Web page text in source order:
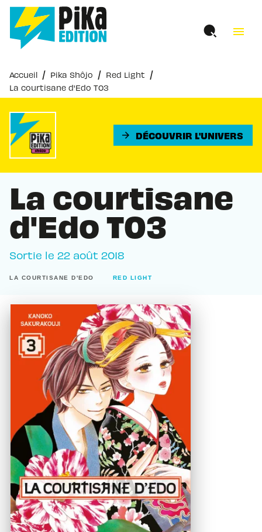
MENU RECHERCHE
PIED DE PAGE
menu
Accueil / Pika Shôjo / Red Light /
La courtisane d'Edo T03
arrow_forward DÉCOUVRIR L'UNIVERS
La courtisane
d'Edo T03
Sortie le 22 août 2018
LA COURTISANE D'EDO RED LIGHT